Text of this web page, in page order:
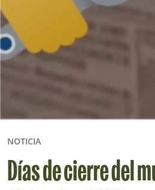
NOTICIA
Días de cierre del